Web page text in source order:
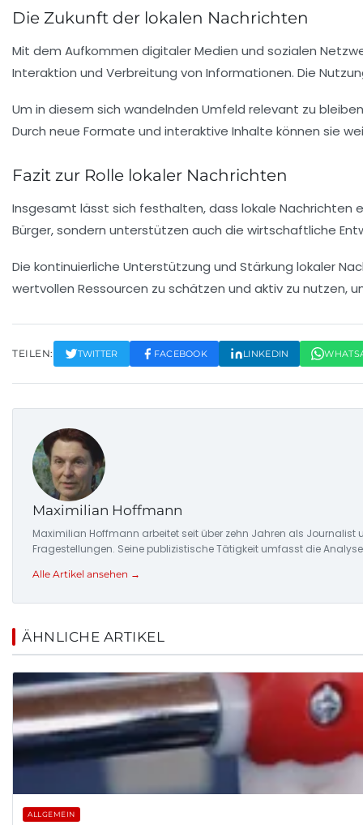
Die Zukunft der lokalen Nachrichten
Mit dem Aufkommen digitaler Medien und sozialen
Interaktion und Verbreitung von Informationen. Die
Um in diesem sich wandelnden Umfeld relevant zu
Durch neue Formate und interaktive Inhalte können sie
Fazit zur Rolle lokaler Nachrichten
Insgesamt lässt sich festhalten, dass lokale Nachrichten
Bürger, sondern unterstützen auch die wirtschaftliche
Die kontinuierliche Unterstützung und Stärkung lokaler
wertvollen Ressourcen zu schätzen und aktiv zu nutzen,
TEILEN: TWITTER FACEBOOK LINKEDIN
Maximilian Hoffmann
Maximilian Hoffmann arbeitet seit über zehn Jahren als
Fragestellungen. Seine publizistische Tätigkeit umfasst die
Alle Artikel ansehen →
ÄHNLICHE ARTIKEL
ALLGEMEIN